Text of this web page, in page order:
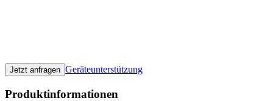
Jetzt anfragen Geräteunterstützung
Produktinformationen